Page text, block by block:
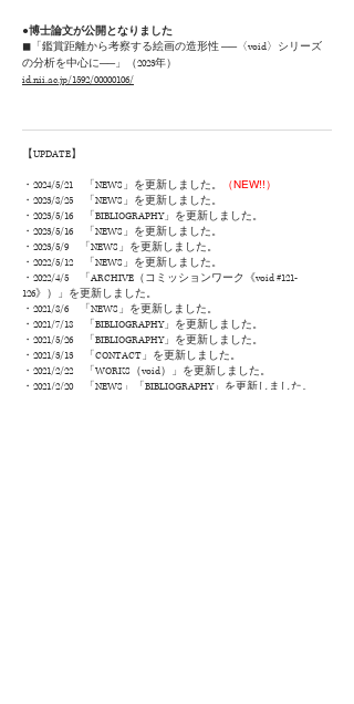
●博士論文が公開となりました
◼︎ 「鑑賞距離から考察する絵画の造形性 ──〈void〉シリーズ
の分析を中心に──」（2023年）
id.nii.ac.jp/1592/00000106/
【UPDATE】
・2024/5/21 「NEWS」を更新しました。
（NEW!!）
・2023/8/25 「NEWS」を更新しました。
・2023/5/16 「​BIBLIOGRAPHY」を更新し ました。
・2023/5/16 「NEWS」を更新し ました。
・2023/5/9 「NEWS」を更新しました。
・2022/5/12 「NEWS」を更新しました。
・2022/4/5 「ARCHIVE（コミッションワーク 《void #121-
126》 ）」を更新しました。
・2021/8/6 「NEWS」を更新しました。
・2021/7/18 「BIBLIOGRAPHY」を更新しました。
・2021/5/26 「BIBLIOGRAPHY」を更新しました。
・2021/3/13 「CONTACT」を更新しました。
・2021/2/22 「WORKS（void）」を更新しました。
・2021/2/20 「NEWS」「BIBLIOGRAPHY」を更新しました。